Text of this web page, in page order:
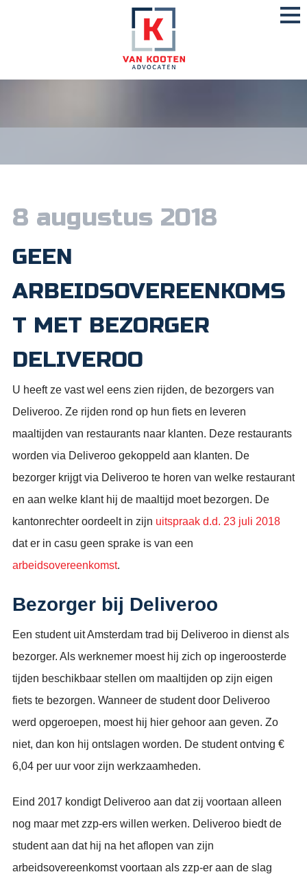
8 augustus 2018
GEEN
ARBEIDSOVEREENKOMS
T MET BEZORGER
DELIVEROO
U heeft ze vast wel eens zien rijden, de bezorgers van
Deliveroo. Ze rijden rond op hun fiets en leveren
maaltijden van restaurants naar klanten. Deze restaurants
worden via Deliveroo gekoppeld aan klanten. De
bezorger krijgt via Deliveroo te horen van welke restaurant
en aan welke klant hij de maaltijd moet bezorgen. De
kantonrechter oordeelt in zijn uitspraak d.d. 23 juli 2018
dat er in casu geen sprake is van een
arbeidsovereenkomst.
Bezorger bij Deliveroo
Een student uit Amsterdam trad bij Deliveroo in dienst als
bezorger. Als werknemer moest hij zich op ingeroosterde
tijden beschikbaar stellen om maaltijden op zijn eigen
fiets te bezorgen. Wanneer de student door Deliveroo
werd opgeroepen, moest hij hier gehoor aan geven. Zo
niet, dan kon hij ontslagen worden. De student ontving €
6,04 per uur voor zijn werkzaamheden.
Eind 2017 kondigt Deliveroo aan dat zij voortaan alleen
nog maar met zzp-ers willen werken. Deliveroo biedt de
student aan dat hij na het aflopen van zijn
arbeidsovereenkomst voortaan als zzp-er aan de slag